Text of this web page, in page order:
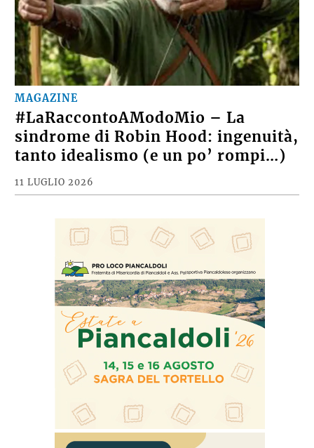
MAGAZINE
#LaRaccontoAModoMio – La
sindrome di Robin Hood: ingenuità,
tanto idealismo (e un po’ rompi…)
11 LUGLIO 2026